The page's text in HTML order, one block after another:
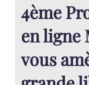
4ème
en ligne
vous